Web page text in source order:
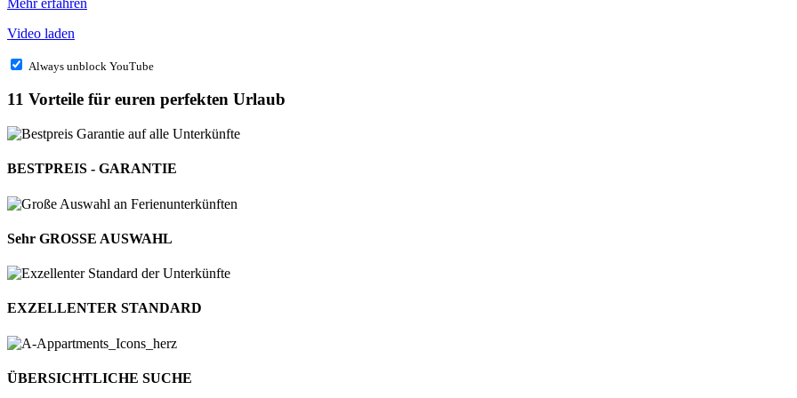
Video laden
Always unblock YouTube
11 Vorteile für euren perfekten Urlaub
BESTPREIS - GARANTIE
Sehr GROSSE AUSWAHL
EXZELLEN­TER STANDARD
ÜBERSICHT­LICHE SUCHE